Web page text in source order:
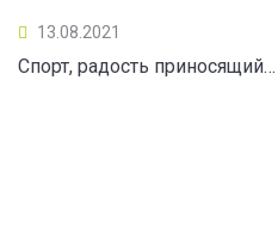
13.08.2021
Спорт, радость приносящий…